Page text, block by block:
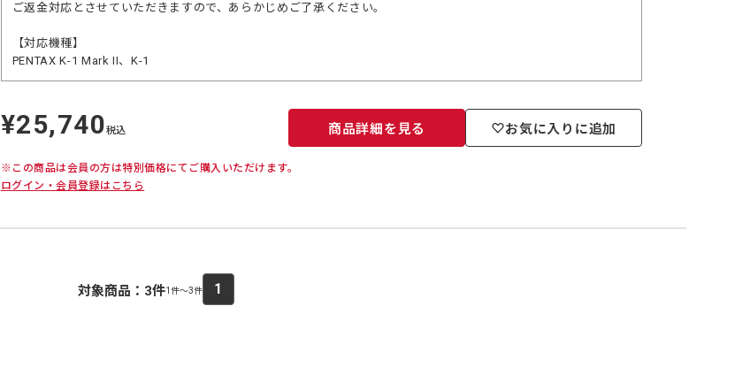
ご返金対応とさせていただきますので、あらかじめご了承ください。
【対応機種】
PENTAX K-1 Mark II、K-1
定
価
¥25,740税込 商品詳細を見る お気に入りに追加
※この商品は会員の方は特別価格にてご購入いただけます。
ログイン・会員登録はこちら
対象商品： 3件1件～3件 1